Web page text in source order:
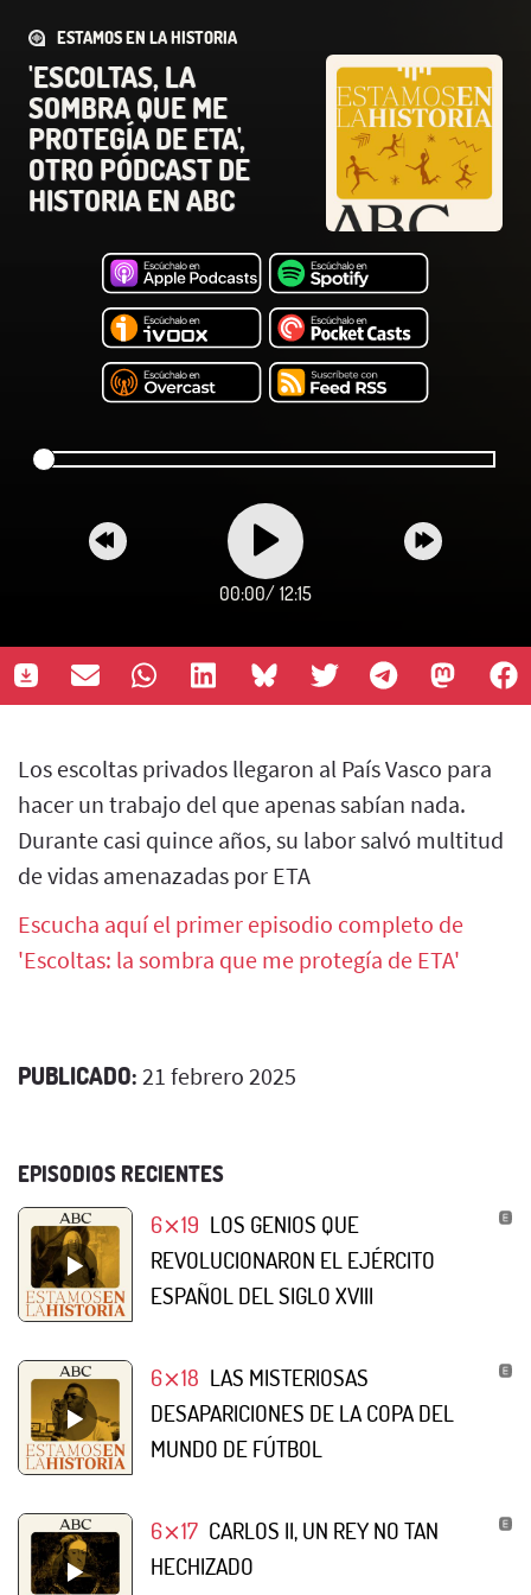
ESTAMOS EN LA HISTORIA
'ESCOLTAS, LA
SOMBRA QUE ME
PROTEGÍA DE ETA',
OTRO PÓDCAST DE
HISTORIA EN ABC
00:00/ 12:15
Los escoltas privados llegaron al País Vasco para
hacer un trabajo del que apenas sabían nada.
Durante casi quince años, su labor salvó multitud
de vidas amenazadas por ETA
Escucha aquí el primer episodio completo de
'Escoltas: la sombra que me protegía de ETA'
PUBLICADO: 21 febrero 2025
EPISODIOS RECIENTES
6⨯19 LOS GENIOS QUE
REVOLUCIONARON EL EJÉRCITO
ESPAÑOL DEL SIGLO XVIII
6⨯18 LAS MISTERIOSAS
DESAPARICIONES DE LA COPA DEL
MUNDO DE FÚTBOL
6⨯17 CARLOS II, UN REY NO TAN
HECHIZADO